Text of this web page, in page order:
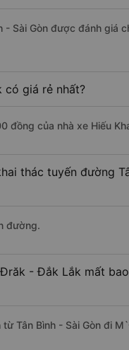
Sài Gòn được đánh giá
có giá rẻ nhất?
đồng của nhà xe Hiếu
thác tuyến đường
đường.
- Đắk Lắk mất
Tân Bình - Sài Gòn đi